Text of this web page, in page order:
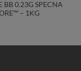
BB 0.23G SPECNA
– 1KG